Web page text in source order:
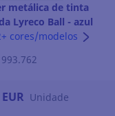
metálica de tinta
Lyreco Ball - azul
cores/modelos
Unidade